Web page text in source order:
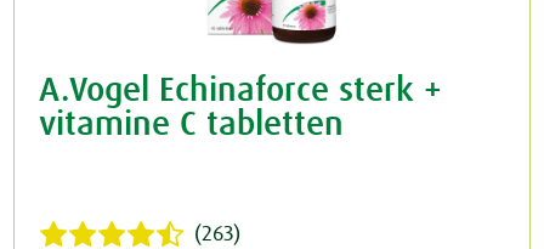
A.Vogel Echinaforce sterk +
vitamine C tabletten
(263)